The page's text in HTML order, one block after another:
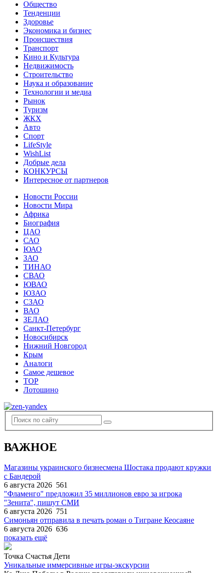
Общество
Тенденции
Здоровье
Экономика и бизнес
Происшествия
Транспорт
Кино и Культура
Недвижимость
Строительство
Наука и образование
Технологии и медиа
Рынок
Туризм
ЖКХ
Авто
Спорт
LifeStyle
WishList
Добрые дела
КОНКУРСЫ
Интересное от партнеров
Новости России
Новости Мира
Африка
Биография
ЦАО
САО
ЮАО
ЗАО
ТИНАО
СВАО
ЮВАО
ЮЗАО
СЗАО
ВАО
ЗЕЛАО
Санкт-Петербург
Новосибирск
Нижний Новгород
Крым
Аналоги
Самое дешевое
TOP
Лотошино
ВАЖНОЕ
Магазины украинского бизнесмена Шостака продают кружки
с Бандерой
6 августа 2026 561
"Фламенго" предложил 35 миллионов евро за игрока
"Зенита", пишут СМИ
6 августа 2026 751
Симоньян отправила в печать роман о Тигране Кеосаяне
6 августа 2026 636
показать ещё
Точка Счастья Дети
Уникальные иммерсивные игры-экскурсии